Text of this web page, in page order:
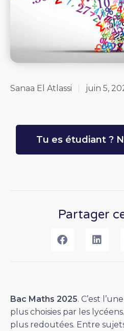
Sanaa El Atlassi juin 5,
Tu es étudiant ?
Partager
Bac Maths 2025. C’est
plus choisies par les
plus redoutées. Entre